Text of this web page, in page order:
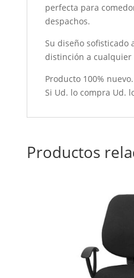
perfecta para
despachos.
Su diseño sofisticado
distinción a cualquier
Producto 100% nuevo.
Si Ud. lo compra Ud.
Productos